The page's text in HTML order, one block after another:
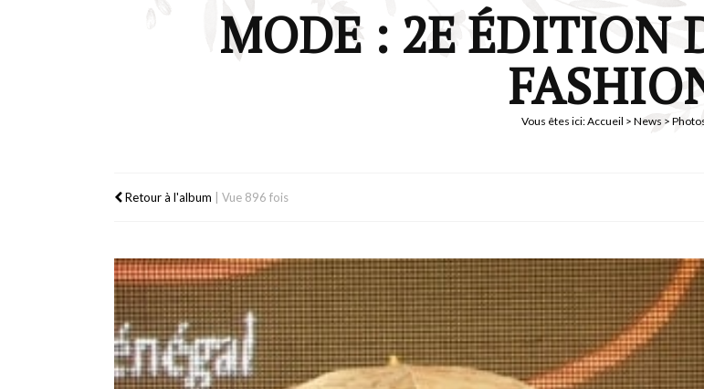
MODE : 2E ÉDITION
Vous êtes ici:Accueil > News >
Retour à l'album Vue 896 fois